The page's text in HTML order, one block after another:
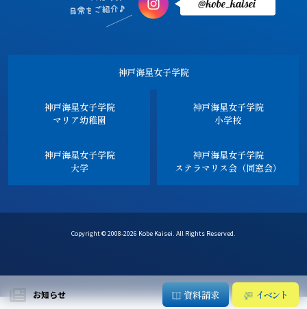
お知らせ 資料請求 イベント
神戸海星女子学院
神戸海星女子学院
マリア幼稚園
神戸海星女子学院
小学校
神戸海星女子学院
大学
神戸海星女子学院
ステラマリス会（同窓会）
Copyright © 2008-2026 Kobe Kaisei. All Rights Reserved.